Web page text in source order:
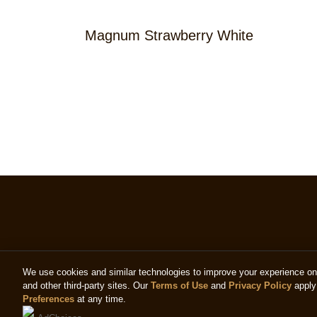
Magnum Strawberry White
We use cookies and similar technologies to improve your experience
and other third-party sites. Our Terms of Use and Privacy Policy
Preferences at any time.